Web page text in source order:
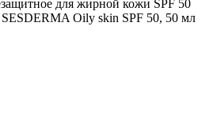
для жирной кожи SPF 50
Oily skin SPF 50, 50 мл